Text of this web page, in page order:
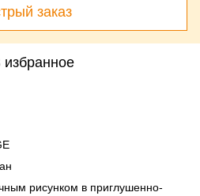
заказ
избранное
рисунком в приглушенно-